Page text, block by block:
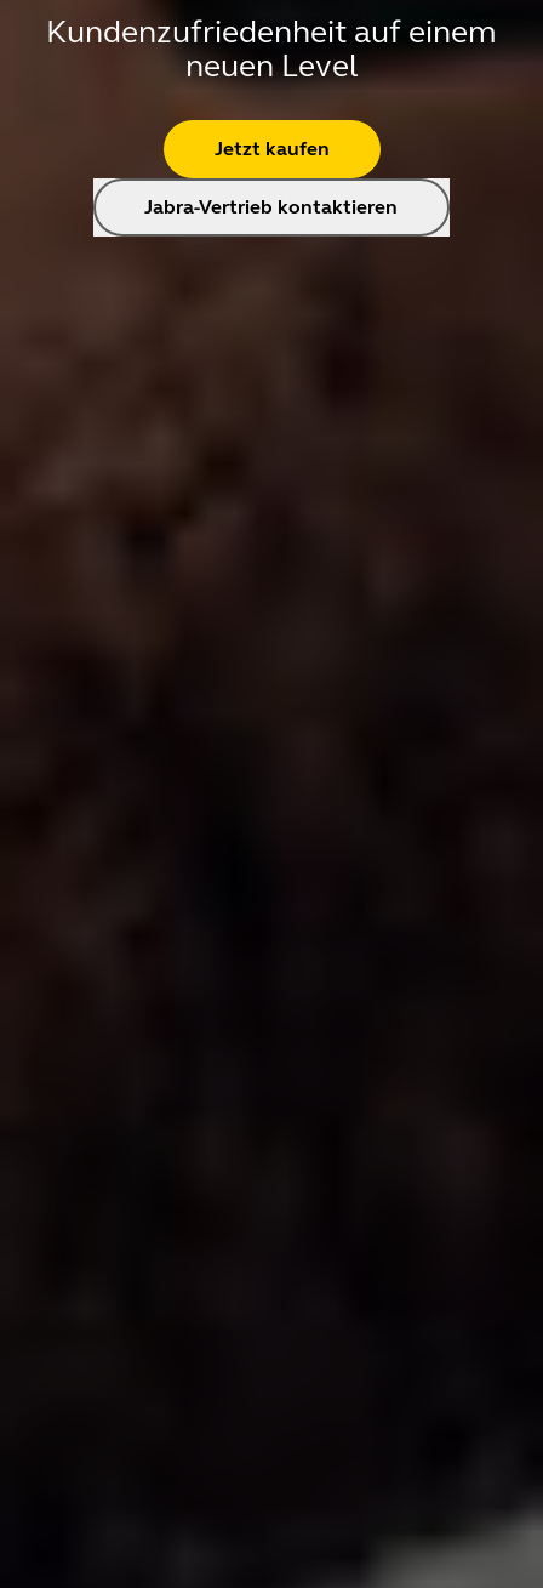
Kundenzufriedenheit auf einem
neuen Level
Jetzt kaufen
Jabra-Vertrieb kontaktieren